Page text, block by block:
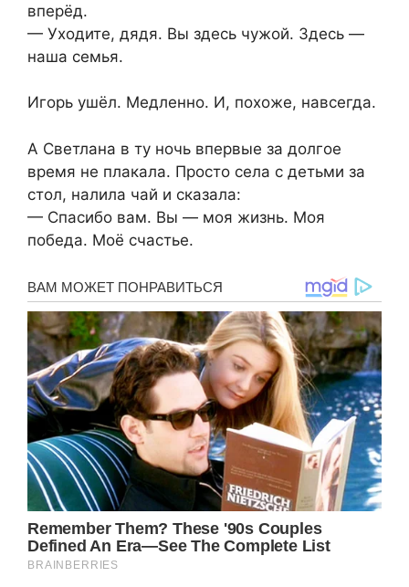
вперёд.
— Уходите, дядя. Вы здесь чужой. Здесь —
наша семья.
Игорь ушёл. Медленно. И, похоже, навсегда.
А Светлана в ту ночь впервые за долгое
время не плакала. Просто села с детьми за
стол, налила чай и сказала:
— Спасибо вам. Вы — моя жизнь. Моя
победа. Моё счастье.